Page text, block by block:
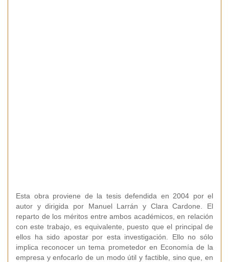
Esta obra proviene de la tesis defendida en 2004 por el
autor y dirigida por Manuel Larrán y Clara Cardone. El
reparto de los méritos entre ambos académicos, en relación
con este trabajo, es equivalente, puesto que el principal de
ellos ha sido apostar por esta investigación. Ello no sólo
implica reconocer un tema prometedor en Economía de la
empresa y enfocarlo de un modo útil y factible, sino que, en